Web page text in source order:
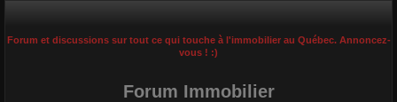
Forum et discussions sur tout ce qui touche à l'immobilier au Québec. Annoncez-
vous ! :)
Forum Immobilier